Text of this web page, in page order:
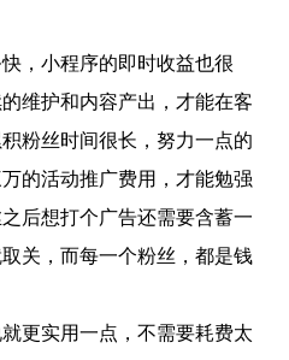
，小程序的即时收益也很
维护和内容产出，才能在客
粉丝时间很长，努力一点的
的活动推广费用，才能勉强
后想打个广告还需要含蓄一
关，而每一个粉丝，都是钱
更实用一点，不需要耗费太